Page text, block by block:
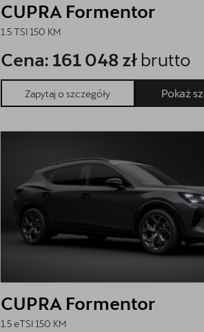
CUPRA Formentor
1.5 TSI 150 KM
Cena: 161 048 złbrutto
Zapytaj o szczegóły Pokaż
CUPRA Formentor
1.5 eTSI 150 KM